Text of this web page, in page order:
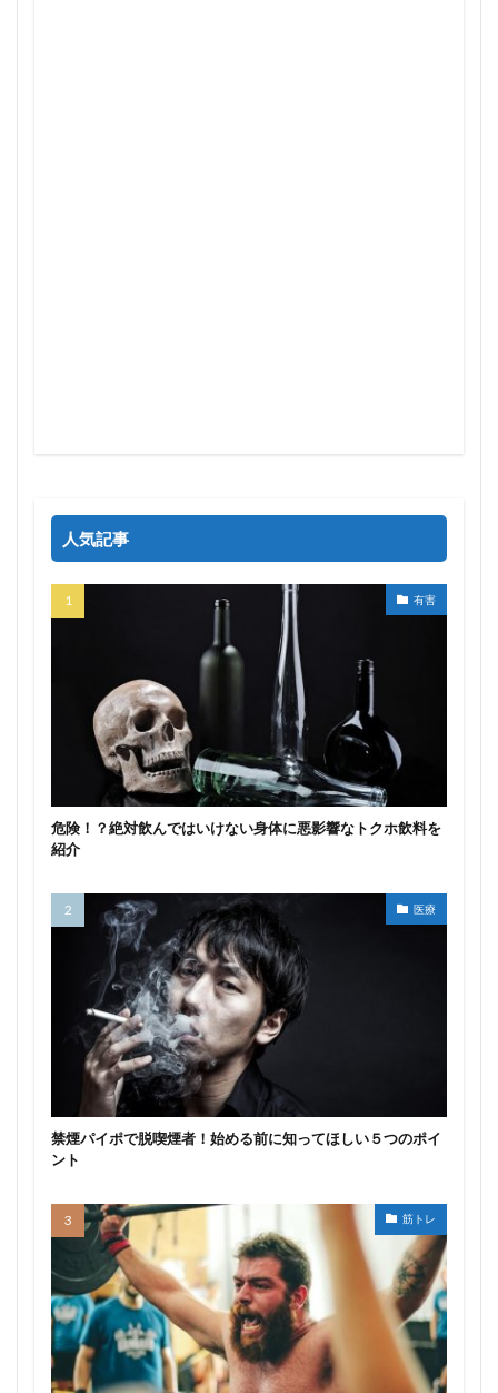
人気記事
有害
危険！？絶対飲んではいけない身体に悪影響なトクホ飲料を
紹介
医療
禁煙パイポで脱喫煙者！始める前に知ってほしい５つのポイ
ント
筋トレ